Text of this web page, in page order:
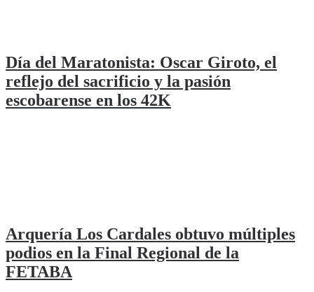
Día del Maratonista: Oscar Giroto, el
reflejo del sacrificio y la pasión
escobarense en los 42K
Arquería Los Cardales obtuvo múltiples
podios en la Final Regional de la
FETABA